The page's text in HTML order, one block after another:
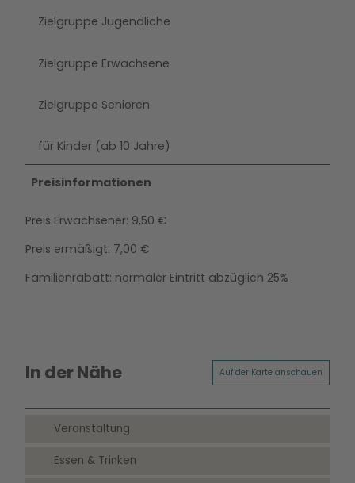
Zielgruppe Jugendliche
Zielgruppe Erwachsene
Zielgruppe Senioren
für Kinder (ab 10 Jahre)
Preisinformationen
Preis Erwachsener: 9,50 €
Preis ermäßigt: 7,00 €
Familienrabatt: normaler Eintritt abzüglich 25%
In der Nähe Auf der Karte anschauen
Veranstaltung
Essen & Trinken